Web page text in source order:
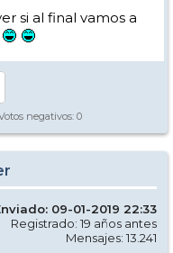
si al final vamos a
negativos: 0
09-01-2019 22:33
Registrado: 19 años antes
Mensajes: 13.241